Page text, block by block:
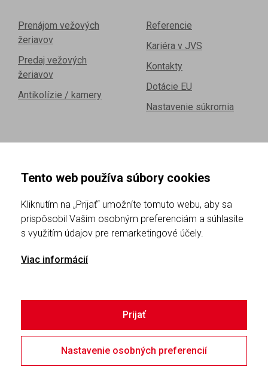
Prenájom vežových
žeriavov
Predaj vežových
žeriavov
Antikolízie / kamery
Referencie
Kariéra v JVS
Kontakty
Dotácie EU
Nastavenie súkromia
Už od roku 1992 ponúka spoločnosť JVS prenájom,
preprenájom a predaj stavebných vežových žeriavov
značiek Terex a Liebherr. Zapožičanie vežového žeriava
dopravy a obsluhy.
© 2026 JVS s.r.o. | Všetky práva vyhradené
Tento web používa súbory cookies
Kliknutím na „Prijať“ umožníte tomuto webu, aby sa
prispôsobil Vašim osobným preferenciám a súhlasíte
s využitím údajov pre remarketingové účely.
Viac informácií
Prijať
Nastavenie osobných preferencií